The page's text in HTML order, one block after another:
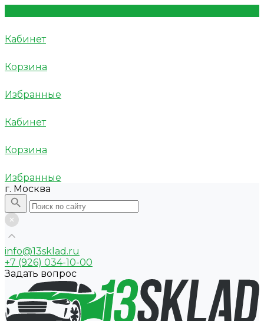
Кабинет
Корзина
Избранные
Кабинет
Корзина
Избранные
г. Москва
info@13sklad.ru
+7 (926) 034-10-00
Задать вопрос